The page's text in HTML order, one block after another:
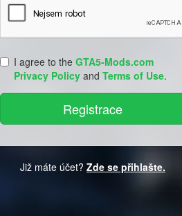
I agree to the GTA5-Mods.com
Privacy Policy and Terms of Use.
Již máte účet? Zde se přihlašte.